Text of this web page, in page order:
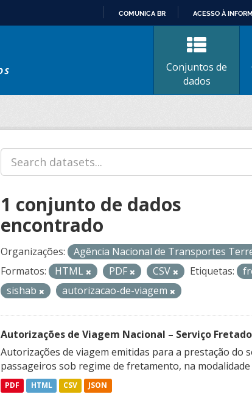
CONTEÚDO
COMUNICA BR ACESSO À
Conjuntos de
dados
1 conjunto de dados
encontrado
Organizações: Agência Nacional de Transportes
Formatos:
HTML PDF CSV Etiquetas:
sishab
autorizacao-de-viagem
Autorizações de Viagem Nacional – Serviço
Autorizações de viagem emitidas para a prestação
passageiros sob regime de fretamento, na
PDF HTML CSV JSON